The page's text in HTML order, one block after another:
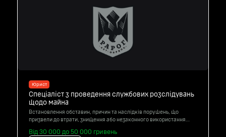
Юрист
Спеціаліст з проведення службових розслідувань
щодо майна
Встановлення обставин, причин та наслідків порушень, що
призвели до втрати, знищення або незаконного використання
Від 30 000 до 50 000 гривень